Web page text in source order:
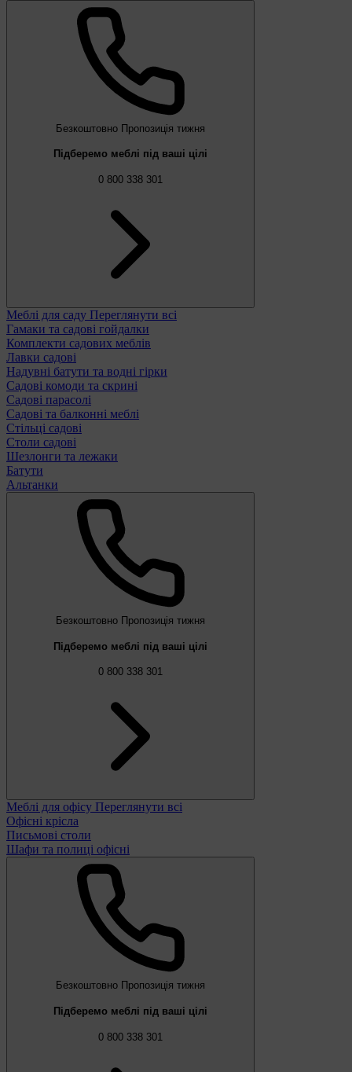
Безкоштовно Пропозиція тижня
Підберемо меблі під ваші цілі
0 800 338 301
Меблі для саду Переглянути всі
Гамаки та садові гойдалки
Комплекти садових меблів
Лавки садові
Надувні батути та водні гірки
Садові комоди та скрині
Садові парасолі
Садові та балконні меблі
Стільці садові
Столи садові
Шезлонги та лежаки
Батути
Альтанки
Безкоштовно Пропозиція тижня
Підберемо меблі під ваші цілі
0 800 338 301
Меблі для офісу Переглянути всі
Офісні крісла
Письмові столи
Шафи та полиці офісні
Безкоштовно Пропозиція тижня
Підберемо меблі під ваші цілі
0 800 338 301